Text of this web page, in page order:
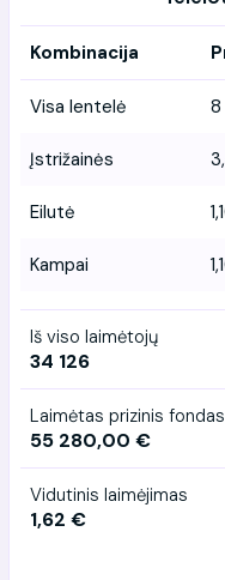
Kombinacija
Visa lentelė
Įstrižainės
Eilutė
Kampai
Iš viso laimėtojų
34 126
Laimėtas prizinis fondas
55 280,00 €
Vidutinis laimėjimas
1,62 €